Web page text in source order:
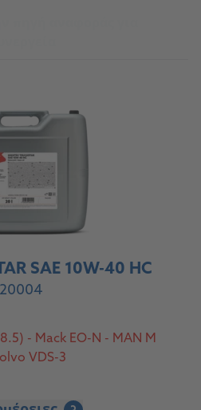
SAE 10W-40 HC
- Mack EO-N - MAN M
VDS-3